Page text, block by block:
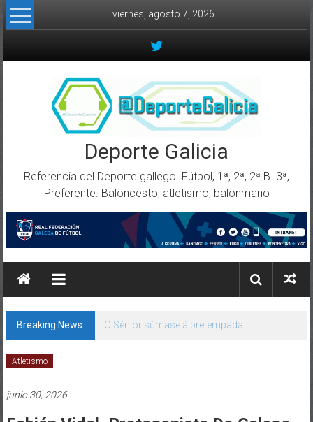
Skip to content
viernes, agosto 7, 2026
Deporte Galicia
Referencia del Deporte gallego. Fútbol, 1ª, 2ª, 2ª B. 3ª,
Preferente. Baloncesto, atletismo, balonmano
Breaking News: O Sénior súmase á pretempada
Atletismo
junio 30, 2026